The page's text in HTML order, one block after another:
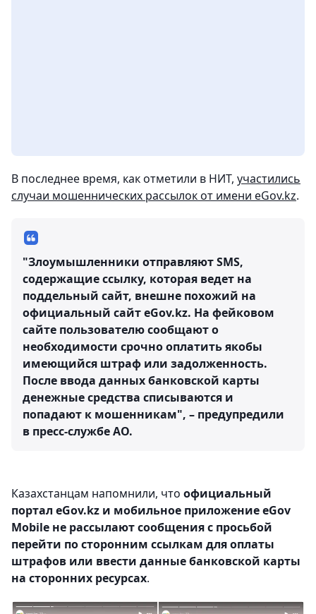
В последнее время, как отметили в НИТ, участились
случаи мошеннических рассылок от имени eGov.kz.
"Злоумышленники отправляют SMS,
содержащие ссылку, которая ведет на
поддельный сайт, внешне похожий на
официальный сайт eGov.kz. На фейковом
сайте пользователю сообщают о
необходимости срочно оплатить якобы
имеющийся штраф или задолженность.
После ввода данных банковской карты
денежные средства списываются и
попадают к мошенникам", – предупредили
в пресс-службе АО.
Казахстанцам напомнили, что официальный
портал eGov.kz и мобильное приложение eGov
Mobile не рассылают сообщения с просьбой
перейти по сторонним ссылкам для оплаты
штрафов или ввести данные банковской карты
на сторонних ресурсах.